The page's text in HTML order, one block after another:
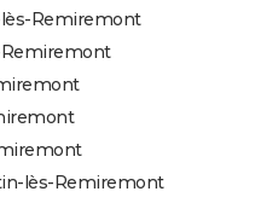
Remiremont
lès-Remiremont